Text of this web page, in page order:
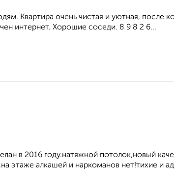
Квартира очень чистая и уютная, после
интернет. Хорошие соседи. 8 9 8 2 6...
в 2016 году.натяжной потолок,новый
этаже алкашей и наркоманов нет!тихие и